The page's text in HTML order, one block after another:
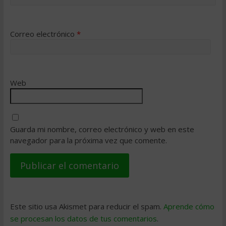
Correo electrónico *
Web
Guarda mi nombre, correo electrónico y web en este
navegador para la próxima vez que comente.
Este sitio usa Akismet para reducir el spam. Aprende cómo
se procesan los datos de tus comentarios.